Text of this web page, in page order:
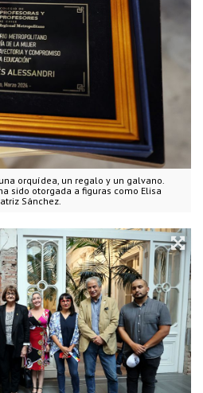
orquídea, un regalo y un galvano.
sido otorgada a figuras como Elisa
Sánchez.